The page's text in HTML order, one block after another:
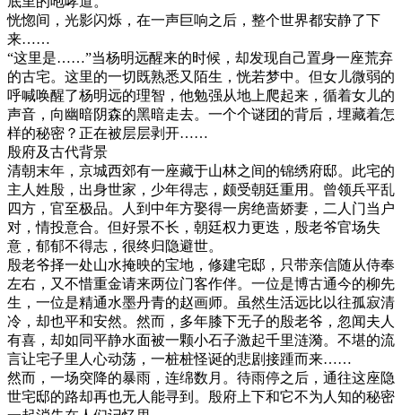
恍惚间，光影闪烁，在一声巨响之后，整个世界都安静了下
来……
“这里是……”当杨明远醒来的时候，却发现自己置身一座荒弃
的古宅。这里的一切既熟悉又陌生，恍若梦中。但女儿微弱的
呼喊唤醒了杨明远的理智，他勉强从地上爬起来，循着女儿的
声音，向幽暗阴森的黑暗走去。一个个谜团的背后，埋藏着怎
样的秘密？正在被层层剥开……
殷府及古代背景
清朝末年，京城西郊有一座藏于山林之间的锦绣府邸。此宅的
主人姓殷，出身世家，少年得志，颇受朝廷重用。曾领兵平乱
四方，官至极品。人到中年方娶得一房绝啬娇妻，二人门当户
对，情投意合。但好景不长，朝廷权力更迭，殷老爷官场失
意，郁郁不得志，很终归隐避世。
殷老爷择一处山水掩映的宝地，修建宅邸，只带亲信随从侍奉
左右，又不惜重金请来两位门客作伴。一位是博古通今的柳先
生，一位是精通水墨丹青的赵画师。虽然生活远比以往孤寂清
冷，却也平和安然。然而，多年膝下无子的殷老爷，忽闻夫人
有喜，却如同平静水面被一颗小石子激起千里涟漪。不堪的流
言让宅子里人心动荡，一桩桩怪诞的悲剧接踵而来……
然而，一场突降的暴雨，连绵数月。待雨停之后，通往这座隐
世宅邸的路却再也无人能寻到。殷府上下和它不为人知的秘密